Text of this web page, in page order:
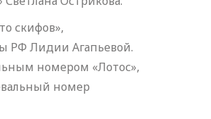
скифов»,
РФ Лидии Агапьевой.
номером «Лотос»,
номер